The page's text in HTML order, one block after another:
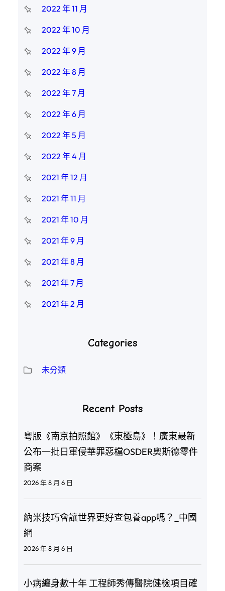
2022 年 11 月
2022 年 10 月
2022 年 9 月
2022 年 8 月
2022 年 7 月
2022 年 6 月
2022 年 5 月
2022 年 4 月
2021 年 12 月
2021 年 11 月
2021 年 10 月
2021 年 9 月
2021 年 8 月
2021 年 7 月
2021 年 2 月
Categories
未分類
Recent Posts
粵版《南京拍照館》《東極島》！廣東最新
公布一批日軍侵華罪惡檔OSDER奧斯德零件
商案
2026 年 8 月 6 日
納米技巧會讓世界更好查包養app嗎？_中國
網
2026 年 8 月 6 日
小病纏身數十年 工程師秀傳醫院健檢項目確